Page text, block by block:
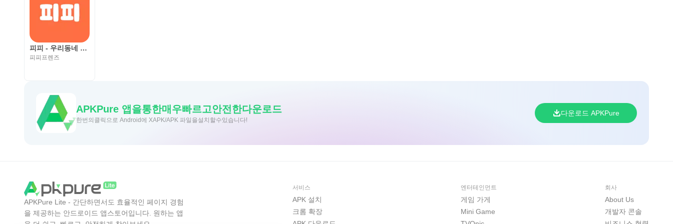
피피 - 우리동네 반려동물 커뮤니티
피피프렌즈
APKPure 앱을통한매우빠르고안전한다운로드
한번의클릭으로 Android에 XAPK/APK 파일을설치할수있습니다!
다운로드 APKPure
APKPure Lite - 간단하면서도 효율적인 페이지 경험
을 제공하는 안드로이드 앱스토어입니다. 원하는 앱
서비스
APK 설치
크롬 확장
엔터테인먼트
게임 가게
Mini Game
회사
About Us
개발자 콘솔